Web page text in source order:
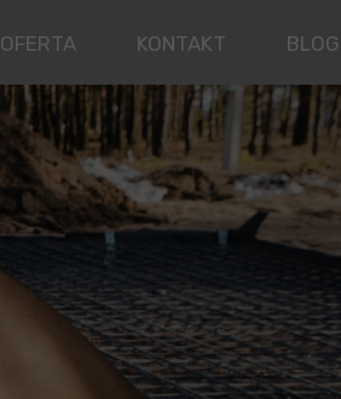
OFERTA KONTAKT BLOG